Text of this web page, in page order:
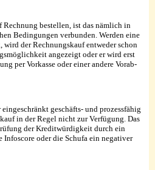
Rechnung bestellen, ist das nämlich in
Bedingungen verbunden. Werden eine
der Rechnungskauf entweder schon
angezeigt oder er wird erst
per Vorkasse oder einer andere Vorab-
geschäfts- und prozessfähig
in der Regel nicht zur Verfügung. Das
der Kreditwürdigkeit durch ein
oder die Schufa ein negativer